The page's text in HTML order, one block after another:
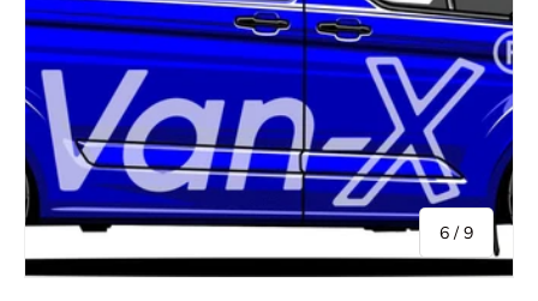
6 /von
9